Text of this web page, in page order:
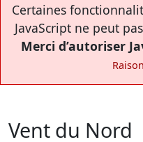
Certaines
JavaScript ne peut
Merci d’autoriser
Vent du Nord